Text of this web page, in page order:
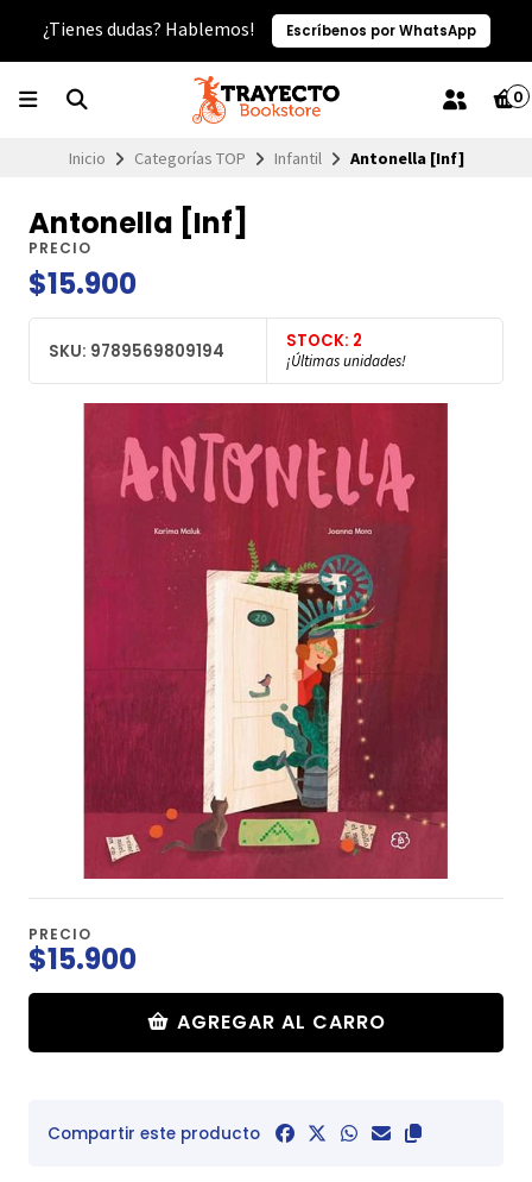
¿Tienes dudas? Hablemos! Escríbenos por WhatsApp
0
Inicio Categorías TOP Infantil Antonella [Inf]
Antonella [Inf]
PRECIO
$15.900
SKU: 9789569809194 STOCK: 2
¡Últimas unidades!
PRECIO
$15.900
AGREGAR AL CARRO
Compartir este producto